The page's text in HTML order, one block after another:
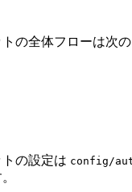
の全体フローは次の
の設定は config/